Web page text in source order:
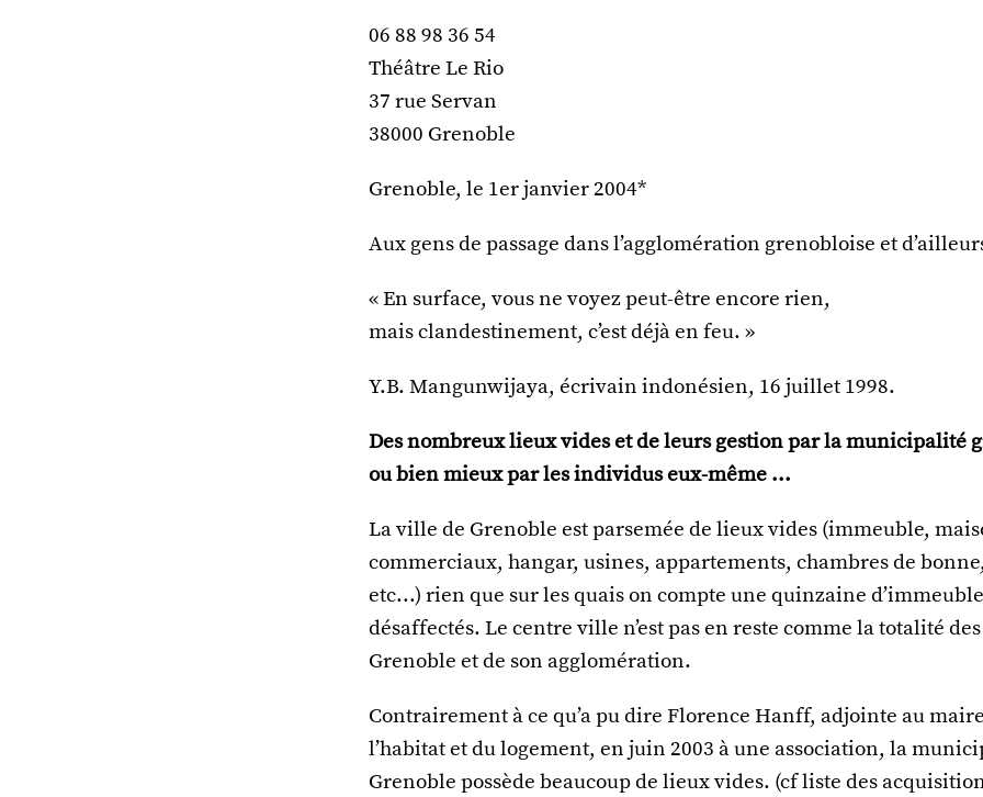
06 88 98 36 54
Théâtre Le Rio
37 rue Servan
38000 Grenoble
Grenoble, le 1er janvier 2004*
Aux gens de passage dans l’agglomération grenobloise et
« En surface, vous ne voyez peut-être encore rien,
mais clandestinement, c’est déjà en feu. »
Y.B. Mangunwijaya, écrivain indonésien, 16 juillet 1998.
Des nombreux lieux vides et de leurs gestion par la municipalité
ou bien mieux par les individus eux-même ...
La ville de Grenoble est parsemée de lieux vides (immeuble,
commerciaux, hangar, usines, appartements, chambres de
etc...) rien que sur les quais on compte une quinzaine
désaffectés. Le centre ville n’est pas en reste comme la totalité
Grenoble et de son agglomération.
Contrairement à ce qu’a pu dire Florence Hanff, adjointe au
l’habitat et du logement, en juin 2003 à une association, la
Grenoble possède beaucoup de lieux vides. (cf liste des